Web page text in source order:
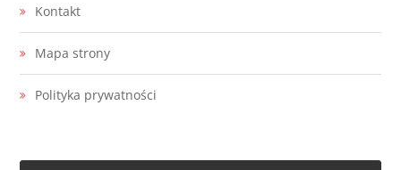
Kontakt
Mapa strony
Polityka prywatności